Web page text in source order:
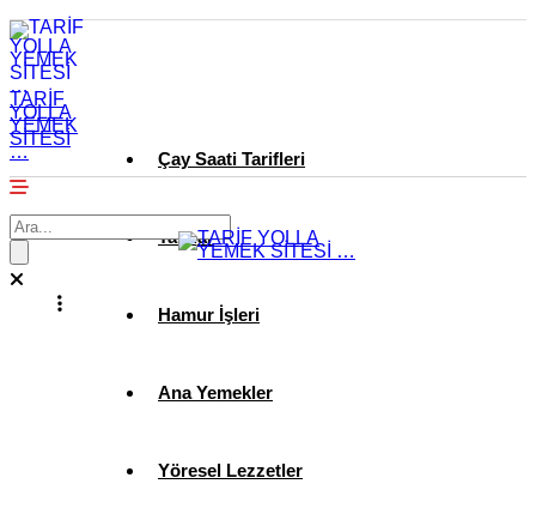
TARİF
YOLLA
YEMEK
SİTESİ
… Çay Saati Tarifleri
Tatlılar
Hamur İşleri
Ana Yemekler
Yöresel Lezzetler